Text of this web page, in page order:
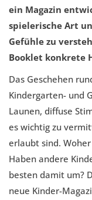
ein Magazin
spielerische Art
Gefühle zu
Booklet konkrete
Das Geschehen
Kindergarten- und
Launen, diffuse
es wichtig zu
erlaubt sind.
Haben andere
besten damit um?
neue Kinder-